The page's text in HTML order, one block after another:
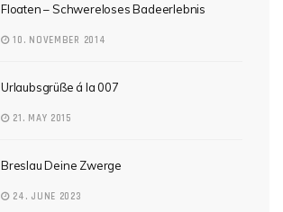
Floaten – Schwereloses Badeerlebnis
10. NOVEMBER 2014
Urlaubsgrüße á la 007
21. MAY 2015
Breslau Deine Zwerge
24. JUNE 2023